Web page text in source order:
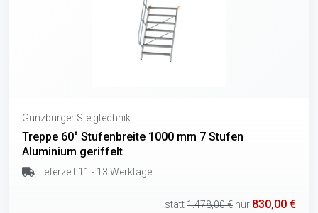
Günzburger Steigtechnik
Treppe 60° Stufenbreite 1000 mm 7 Stufen
Aluminium geriffelt
Lieferzeit 11 - 13 Werktage
statt1.478,00 € nur 830,00 €